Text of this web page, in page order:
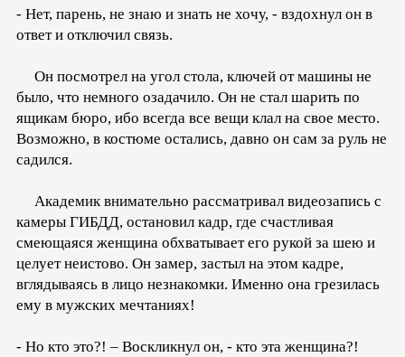
- Нет, парень, не знаю и знать не хочу, - вздохнул он в
ответ и отключил связь.
Он посмотрел на угол стола, ключей от машины не
было, что немного озадачило. Он не стал шарить по
ящикам бюро, ибо всегда все вещи клал на свое место.
Возможно, в костюме остались, давно он сам за руль не
садился.
Академик внимательно рассматривал видеозапись с
камеры ГИБДД, остановил кадр, где счастливая
смеющаяся женщина обхватывает его рукой за шею и
целует неистово. Он замер, застыл на этом кадре,
вглядываясь в лицо незнакомки. Именно она грезилась
ему в мужских мечтаниях!
- Но кто это?! – Воскликнул он, - кто эта женщина?!